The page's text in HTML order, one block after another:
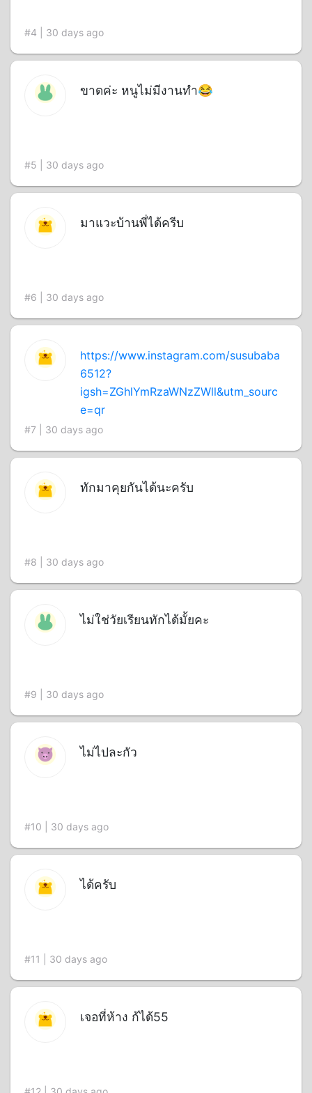
#4 | 30 days ago
ขาดค่ะ หนูไม่มีงานทำ😂
#5 | 30 days ago
มาแวะบ้านพี่ได้ครีบ
#6 | 30 days ago
https://www.instagram.com/susubaba
6512?
igsh=ZGhlYmRzaWNzZWll&utm_sourc
e=qr
#7 | 30 days ago
ทักมาคุยกันได้นะครับ
#8 | 30 days ago
ไม่ใช่วัยเรียนทักได้มั้ยคะ
#9 | 30 days ago
ไม่ไปละกัว
#10 | 30 days ago
ได้ครับ
#11 | 30 days ago
เจอที่ห้าง ก้ได้55